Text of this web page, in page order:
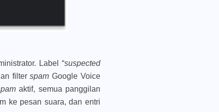
Label “suspected
filterspam Google Voice
aktif, semua panggilan
ke pesan suara, dan entri